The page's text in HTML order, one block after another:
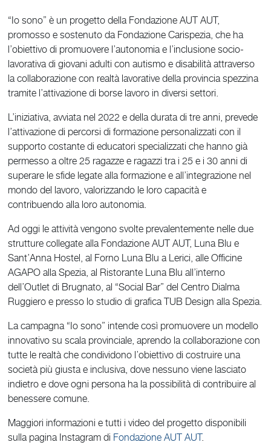
“Io sono” è un progetto della Fondazione AUT AUT,
promosso e sostenuto da Fondazione Carispezia, che ha
l’obiettivo di promuovere l’autonomia e l’inclusione socio-
lavorativa di giovani adulti con autismo e disabilità attraverso
la collaborazione con realtà lavorative della provincia spezzina
tramite l’attivazione di borse lavoro in diversi settori.
L’iniziativa, avviata nel 2022 e della durata di tre anni, prevede
l’attivazione di percorsi di formazione personalizzati con il
supporto costante di educatori specializzati che hanno già
permesso a oltre 25 ragazze e ragazzi tra i 25 e i 30 anni di
superare le sfide legate alla formazione e all’integrazione nel
mondo del lavoro, valorizzando le loro capacità e
contribuendo alla loro autonomia.
Ad oggi le attività vengono svolte prevalentemente nelle due
strutture collegate alla Fondazione AUT AUT, Luna Blu e
Sant’Anna Hostel, al Forno Luna Blu a Lerici, alle Officine
AGAPO alla Spezia, al Ristorante Luna Blu all’interno
dell’Outlet di Brugnato, al “Social Bar” del Centro Dialma
Ruggiero e presso lo studio di grafica TUB Design alla Spezia.
La campagna “Io sono” intende così promuovere un modello
innovativo su scala provinciale, aprendo la collaborazione con
tutte le realtà che condividono l’obiettivo di costruire una
società più giusta e inclusiva, dove nessuno viene lasciato
indietro e dove ogni persona ha la possibilità di contribuire al
benessere comune.
Maggiori informazioni e tutti i video del progetto disponibili
sulla pagina Instagram di Fondazione AUT AUT.